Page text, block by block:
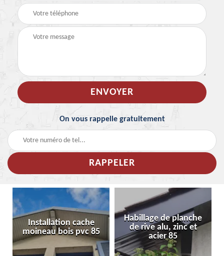
On vous rappelle gratuitement
Installation cache
moineau bois pvc 85
Habillage de planche
de rive alu, zinc et
acier 85